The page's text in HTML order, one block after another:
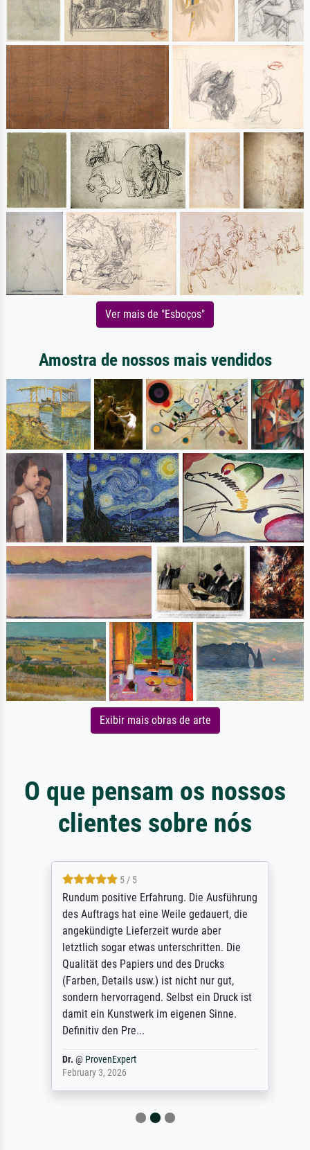
Ver mais de "Esboços"
Amostra de nossos mais vendidos
Exibir mais obras de arte
O que pensam os nossos
clientes sobre nós
5 / 5
Rundum positive Erfahrung. Die Ausführung
des Auftrags hat eine Weile gedauert, die
angekündigte Lieferzeit wurde aber
letztlich sogar etwas unterschritten. Die
Qualität des Papiers und des Drucks
(Farben, Details usw.) ist nicht nur gut,
sondern hervorragend. Selbst ein Druck ist
damit ein Kunstwerk im eigenen Sinne.
Definitiv den Pre...
Dr.@ProvenExpert
February 3, 2026